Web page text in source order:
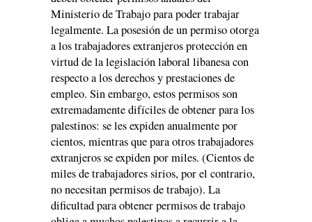
Ministerio de Trabajo para poder trabajar
legalmente. La posesión de un permiso otorga
a los trabajadores extranjeros protección en
virtud de la legislación laboral libanesa con
respecto a los derechos y prestaciones de
empleo. Sin embargo, estos permisos son
extremadamente difíciles de obtener para los
palestinos: se les expiden anualmente por
cientos, mientras que para otros trabajadores
extranjeros se expiden por miles. (Cientos de
miles de trabajadores sirios, por el contrario,
no necesitan permisos de trabajo). La
dificultad para obtener permisos de trabajo